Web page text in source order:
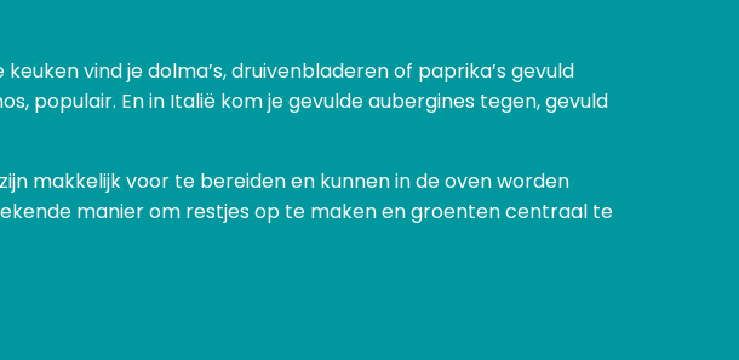
vind je dolma’s, druivenbladeren of paprika’s gevuld
populair. En in Italië kom je gevulde aubergines tegen, gevuld
makkelijk voor te bereiden en kunnen in de oven worden
manier om restjes op te maken en groenten centraal te